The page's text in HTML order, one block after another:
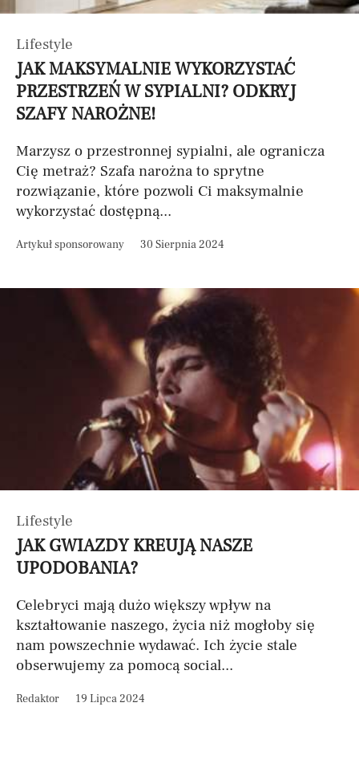
Lifestyle
JAK MAKSYMALNIE WYKORZYSTAĆ
PRZESTRZEŃ W SYPIALNI? ODKRYJ
SZAFY NAROŻNE!
Marzysz o przestronnej sypialni, ale ogranicza
Cię metraż? Szafa narożna to sprytne
rozwiązanie, które pozwoli Ci maksymalnie
wykorzystać dostępną...
Artykuł sponsorowany 30 Sierpnia 2024
Lifestyle
JAK GWIAZDY KREUJĄ NASZE
UPODOBANIA?
Celebryci mają dużo większy wpływ na
kształtowanie naszego, życia niż mogłoby się
nam powszechnie wydawać. Ich życie stale
obserwujemy za pomocą social...
Redaktor 19 Lipca 2024